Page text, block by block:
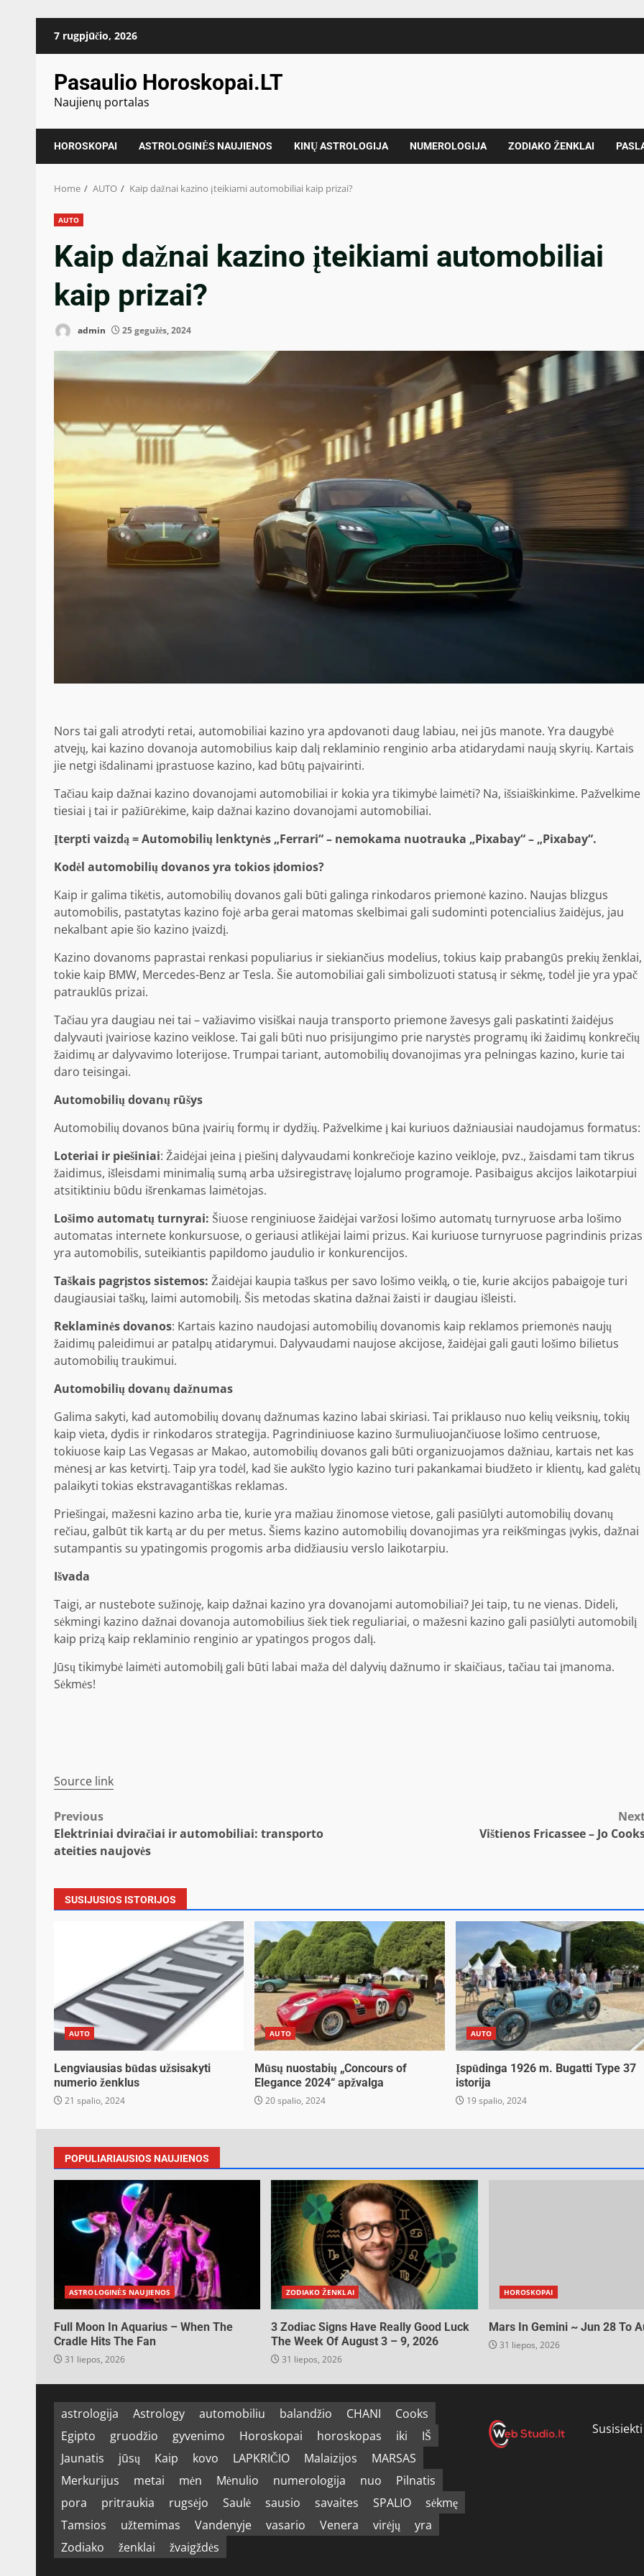
7 rugpjūčio, 2026
Pasaulio Horoskopai.LT
Naujienų portalas
HOROSKOPAI ASTROLOGINĖS NAUJIENOS KINŲ ASTROLOGIJA NUMEROLOGIJA ZODIAKO ŽENKLAI
Home AUTO Kaip dažnai kazino įteikiami automobiliai kaip prizai?
AUTO
Kaip dažnai kazino įteikiami automobiliai
kaip prizai?
admin 25 gegužės, 2024
Nors tai gali atrodyti retai, automobiliai kazino yra apdovanoti daug labiau, nei jūs manote. Yra daugybė
atvejų, kai kazino dovanoja automobilius kaip dalį reklaminio renginio arba atidarydami naują skyrių. Kartais
jie netgi išdalinami įprastuose kazino, kad būtų paįvairinti.
Tačiau kaip dažnai kazino dovanojami automobiliai ir kokia yra tikimybė laimėti? Na, išsiaiškinkime. Pažvelkime
tiesiai į tai ir pažiūrėkime, kaip dažnai kazino dovanojami automobiliai.
Įterpti vaizdą =Automobilių lenktynės „Ferrari“ – nemokama nuotrauka „Pixabay“ – „Pixabay“.
Kodėl automobilių dovanos yra tokios įdomios?
Kaip ir galima tikėtis, automobilių dovanos gali būti galinga rinkodaros priemonė kazino. Naujas blizgus
automobilis, pastatytas kazino fojė arba gerai matomas skelbimai gali sudominti potencialius žaidėjus, jau
nekalbant apie šio kazino įvaizdį.
Kazino dovanoms paprastai renkasi populiarius ir siekiančius modelius, tokius kaip prabangūs prekių ženklai,
tokie kaip BMW, Mercedes-Benz ar Tesla. Šie automobiliai gali simbolizuoti statusą ir sėkmę, todėl jie yra ypač
patrauklūs prizai.
Tačiau yra daugiau nei tai – važiavimo visiškai nauja transporto priemone žavesys gali paskatinti žaidėjus
dalyvauti įvairiose kazino veiklose. Tai gali būti nuo prisijungimo prie narystės programų iki žaidimų konkrečių
žaidimų ar dalyvavimo loterijose. Trumpai tariant, automobilių dovanojimas yra pelningas kazino, kurie tai
daro teisingai.
Automobilių dovanų rūšys
Automobilių dovanos būna įvairių formų ir dydžių. Pažvelkime į kai kuriuos dažniausiai naudojamus formatus:
Loteriai ir piešiniai: Žaidėjai įeina į piešinį dalyvaudami konkrečioje kazino veikloje, pvz., žaisdami tam tikrus
žaidimus, išleisdami minimalią sumą arba užsiregistravę lojalumo programoje. Pasibaigus akcijos laikotarpiui
atsitiktiniu būdu išrenkamas laimėtojas.
Lošimo automatų turnyrai: Šiuose renginiuose žaidėjai varžosi lošimo automatų turnyruose arba lošimo
automatas internete konkursuose, o geriausi atlikėjai laimi prizus. Kai kuriuose turnyruose pagrindinis prizas
yra automobilis, suteikiantis papildomo jaudulio ir konkurencijos.
Taškais pagrįstos sistemos: Žaidėjai kaupia taškus per savo lošimo veiklą, o tie, kurie akcijos pabaigoje turi
daugiausiai taškų, laimi automobilį. Šis metodas skatina dažnai žaisti ir daugiau išleisti.
Reklaminės dovanos: Kartais kazino naudojasi automobilių dovanomis kaip reklamos priemonės naujų
žaidimų paleidimui ar patalpų atidarymui. Dalyvaudami naujose akcijose, žaidėjai gali gauti lošimo bilietus
automobilių traukimui.
Automobilių dovanų dažnumas
Galima sakyti, kad automobilių dovanų dažnumas kazino labai skiriasi. Tai priklauso nuo kelių veiksnių, tokių
kaip vieta, dydis ir rinkodaros strategija. Pagrindiniuose kazino šurmuliuojančiuose lošimo centruose,
tokiuose kaip Las Vegasas ar Makao, automobilių dovanos gali būti organizuojamos dažniau, kartais net kas
mėnesį ar kas ketvirtį. Taip yra todėl, kad šie aukšto lygio kazino turi pakankamai biudžeto ir klientų, kad galėtų
palaikyti tokias ekstravagantiškas reklamas.
Priešingai, mažesni kazino arba tie, kurie yra mažiau žinomose vietose, gali pasiūlyti automobilių dovanų
rečiau, galbūt tik kartą ar du per metus. Šiems kazino automobilių dovanojimas yra reikšmingas įvykis, dažnai
sutampantis su ypatingomis progomis arba didžiausiu verslo laikotarpiu.
Išvada
Taigi, ar nustebote sužinoję, kaip dažnai kazino yra dovanojami automobiliai? Jei taip, tu ne vienas. Dideli,
sėkmingi kazino dažnai dovanoja automobilius šiek tiek reguliariai, o mažesni kazino gali pasiūlyti automobilį
kaip prizą kaip reklaminio renginio ar ypatingos progos dalį.
Jūsų tikimybė laimėti automobilį gali būti labai maža dėl dalyvių dažnumo ir skaičiaus, tačiau tai įmanoma.
Sėkmės!
Source link
Post
navigation
Previous
Elektriniai dviračiai ir automobiliai: transporto
ateities naujovės
Vištienos Fricassee – Jo
SUSIJUSIOS ISTORIJOS
AUTO
Lengviausias būdas užsisakyti
numerio ženklus
21 spalio, 2024
AUTO
Mūsų nuostabių „Concours of
Elegance 2024“ apžvalga
20 spalio, 2024
AUTO
Įspūdinga 1926 m. Bugatti Type 37
istorija
19 spalio, 2024
POPULIARIAUSIOS NAUJIENOS
ASTROLOGINĖS NAUJIENOS
Full Moon In Aquarius – When The
Cradle Hits The Fan
31 liepos, 2026
ZODIAKO ŽENKLAI
3 Zodiac Signs Have Really Good Luck
The Week Of August 3 – 9, 2026
31 liepos, 2026
HOROSKOPAI
Mars In Gemini ~ Jun 28 To
31 liepos, 2026
astrologija Astrology automobiliu balandžio CHANI
Cooks
Egipto
gruodžio gyvenimo Horoskopai horoskopas iki
IŠ
Jaunatis
jūsų Kaip kovo LAPKRIČIO Malaizijos
MARSAS
Merkurijus
metai mėn Mėnulio numerologija nuo
Pilnatis
pora
pritraukia rugsėjo Saulė sausio savaites SPALIO
sėkmę
Tamsios
užtemimas Vandenyje vasario Venera virėjų
yra
Zodiako
ženklai žvaigždės